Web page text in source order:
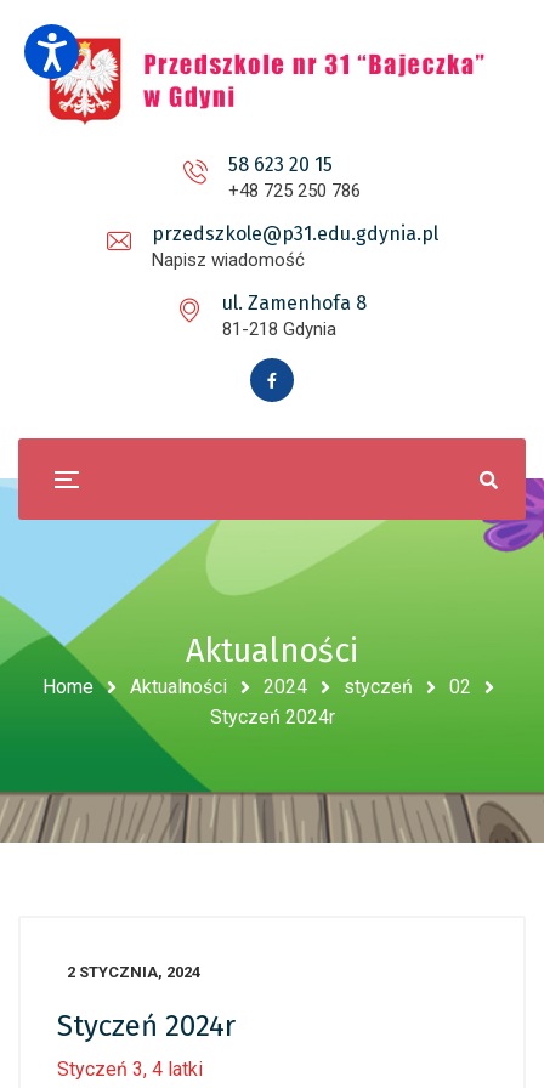
58 623 20 15
+48 725 250 786
przedszkole@p31.edu.gdynia.pl
Napisz wiadomość
ul. Zamenhofa 8
81-218 Gdynia
Aktualności
Home Aktualności 2024 styczeń
02
Styczeń 2024r
2 STYCZNIA, 2024
Styczeń 2024r
Styczeń 3, 4 latki